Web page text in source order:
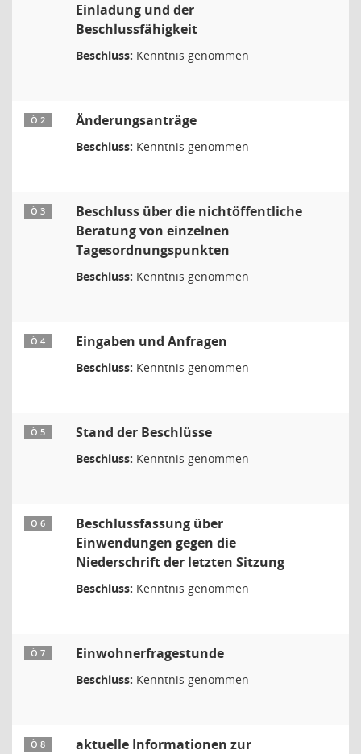
Einladung und der
Beschlussfähigkeit
Beschluss: Kenntnis genommen
Ö 2 Änderungsanträge
Beschluss: Kenntnis genommen
Ö 3
Beschluss über die nichtöffentliche
Beratung von einzelnen
Tagesordnungspunkten
Beschluss: Kenntnis genommen
Ö 4 Eingaben und Anfragen
Beschluss: Kenntnis genommen
Ö 5 Stand der Beschlüsse
Beschluss: Kenntnis genommen
Ö 6
Beschlussfassung über
Einwendungen gegen die
Niederschrift der letzten Sitzung
Beschluss: Kenntnis genommen
Ö 7 Einwohnerfragestunde
Beschluss: Kenntnis genommen
Ö 8
aktuelle Informationen zur